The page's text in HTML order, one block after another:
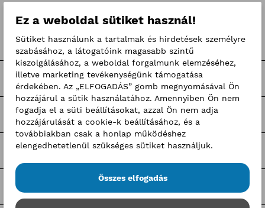
Pályaorientációs hírek
BKIK Szakképzési Iroda pályázatok
Nagy Elek cikkek
Kerületi pályázatok
Pályázatfigyelő
Ez a weboldal sütiket használ!
Sütiket használunk a tartalmak és hirdetések személyre
szabásához, a látogatóink magasabb szintű
kiszolgálásához, a weboldal forgalmunk elemzéséhez,
illetve marketing tevékenységünk támogatása
érdekében. Az „ELFOGADÁS” gomb megnyomásával Ön
hozzájárul a sütik használatához. Amennyiben Ön nem
fogadja el a süti beállításokat, azzal Ön nem adja
hozzájárulását a cookie-k beállításához, és a
továbbiakban csak a honlap működéshez
elengedhetetlenül szükséges sütiket használjuk.
Összes elfogadás